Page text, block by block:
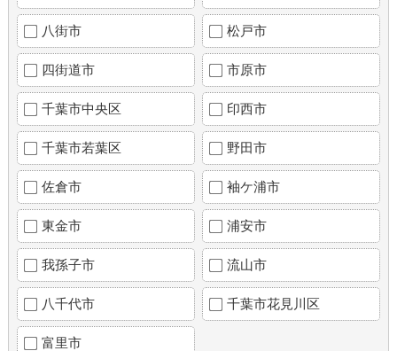
八街市 松戸市
四街道市 市原市
千葉市中央区 印西市
千葉市若葉区 野田市
佐倉市 袖ケ浦市
東金市 浦安市
我孫子市 流山市
八千代市 千葉市花見川区
富里市